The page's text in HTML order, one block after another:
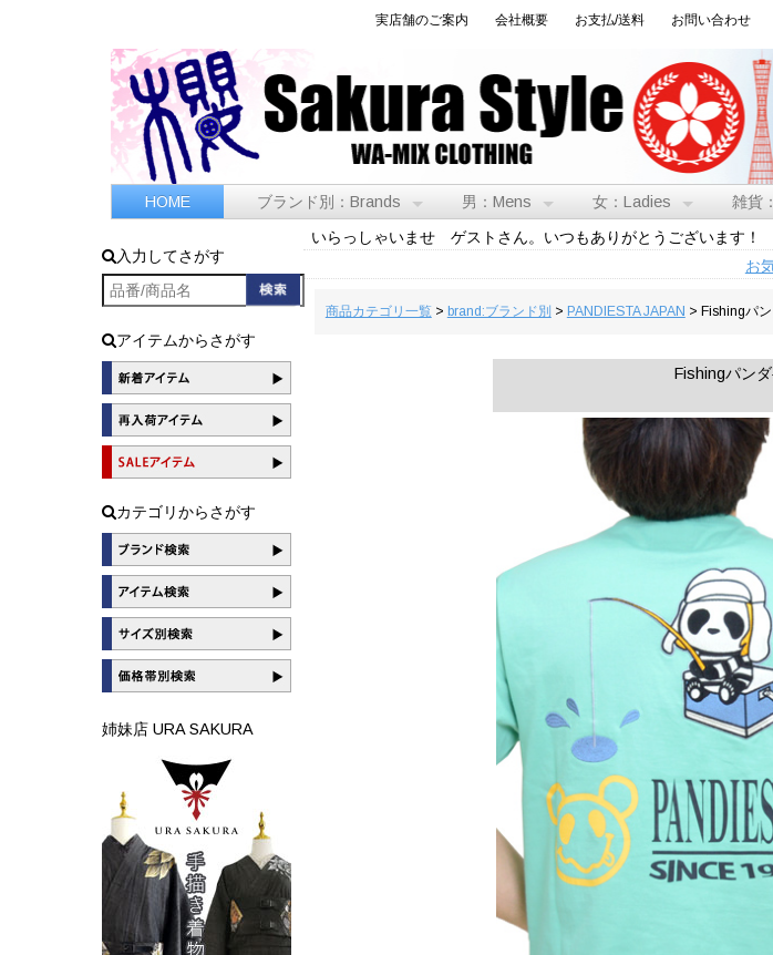
実店舗のご案内 会社概要 お支払/送料 お問い合わせ
HOME ブランド別：Brands 男：Mens 女：Ladies 雑貨
入力してさがす
アイテムからさがす
カテゴリからさがす
姉妹店 URA SAKURA
いらっしゃいませ ゲストさん。いつもありがとうございます！
お
商品カテゴリ一覧> brand:ブランド別 > PANDIESTA JAPAN > Fishingパ
Fishingパン